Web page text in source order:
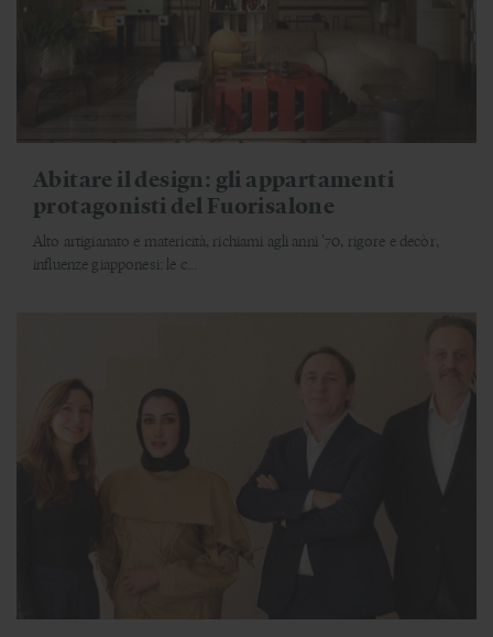
Abitare il design: gli appartamenti
protagonisti del Fuorisalone
Alto artigianato e matericità, richiami agli anni ’70, rigore e decòr,
influenze giapponesi: le c...